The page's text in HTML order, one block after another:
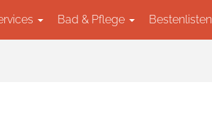
Bad & Pflege Bestenlisten